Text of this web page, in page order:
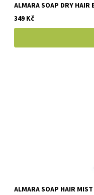
ALMARA SOAP DRY HAIR
349 Kč
ALMARA SOAP HAIR